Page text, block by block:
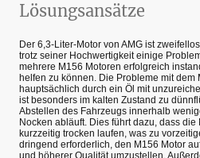
Lösungsansätze
Der 6,3-Liter-Motor von AMG ist
trotz seiner Hochwertigkeit einige
mehrere M156 Motoren erfolgreich
helfen zu können. Die Probleme mit dem
hauptsächlich durch ein Öl mit
ist besonders im kalten Zustand zu
Abstellen des Fahrzeugs innerhalb
Nocken abläuft. Dies führt dazu, dass
kurzzeitig trocken laufen, was zu
dringend erforderlich, den M156 Motor